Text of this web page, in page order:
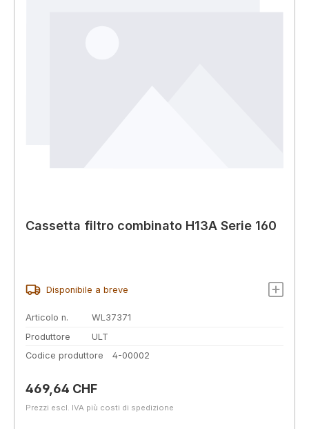
Cassetta filtro combinato H13A Serie 160
Disponibile a breve
Articolo n.
WL37371
Produttore
ULT
Codice produttore
4-00002
Prezzo normale:
469,64 CHF
Prezzi escl. IVA più costi di spedizione